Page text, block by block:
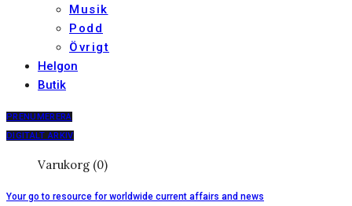
Musik
Podd
Övrigt
Helgon
Butik
PRENUMERERA
DIGITALT ARKIV
Varukorg (0)
Your go to resource for worldwide current affairs and news